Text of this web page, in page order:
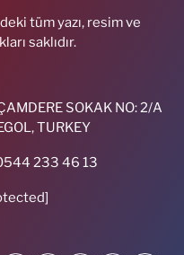
tüm yazı, resim ve
saklıdır.
SOKAK NO: 2/A
TURKEY
233 46 13